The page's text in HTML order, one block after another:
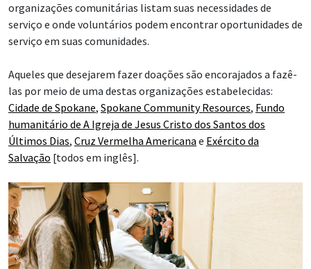
organizações comunitárias listam suas necessidades de
serviço e onde voluntários podem encontrar oportunidades de
serviço em suas comunidades.
Aqueles que desejarem fazer doações são encorajados a fazê-
las por meio de uma destas organizações estabelecidas:
Cidade de Spokane, Spokane Community Resources, Fundo
humanitário de A Igreja de Jesus Cristo dos Santos dos
Últimos Dias, Cruz Vermelha Americana e Exército da
Salvação [todos em inglês].